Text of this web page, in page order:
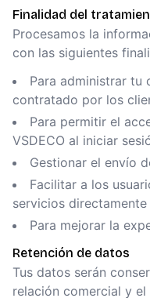
Finalidad del
Procesamos la
con las siguientes
Para administrar tu
contratado por los
Para permitir el
VSDECO al iniciar
Gestionar el envío
Facilitar a los
servicios directamente
Para mejorar la
Retención de datos
Tus datos serán
relación comercial y